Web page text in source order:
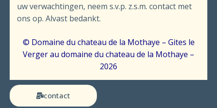
uw verwachtingen, neem s.v.p. z.s.m. contact met
ons op. Alvast bedankt.
© Domaine du chateau de la Mothaye – Gites le
Verger au domaine du chateau de la Mothaye –
2026
contact